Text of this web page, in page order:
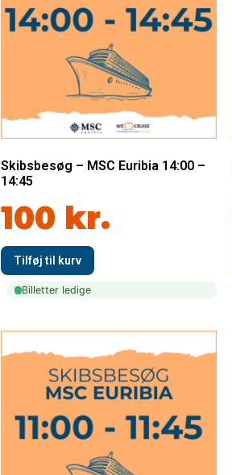
Skibsbesøg – MSC Euribia 14:00 –
14:45
100 kr.
Billetter ledige